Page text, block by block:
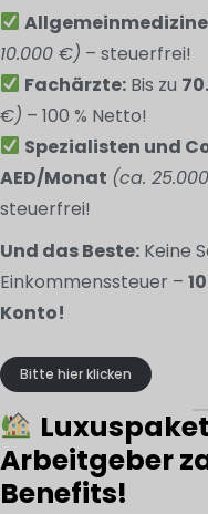
10.000 €) – steuerfrei!
Fachärzte: Bis zu
€) – 100 % Netto!
Spezialisten und
AED/Monat (ca.
steuerfrei!
Und das Beste: Keine
Einkommenssteuer –
Konto!
Bitte hier klicken
Arbeitgeber
Benefits!